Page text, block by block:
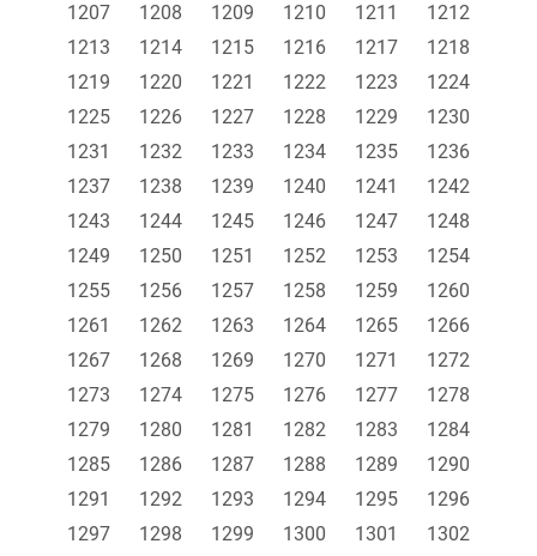
1207
1208 1209 1210 1211
1212
1213
1214 1215 1216 1217
1218
1219
1220 1221 1222 1223
1224
1225
1226 1227 1228 1229
1230
1231
1232 1233 1234 1235
1236
1237
1238 1239 1240 1241
1242
1243
1244 1245 1246 1247
1248
1249
1250 1251 1252 1253
1254
1255
1256 1257 1258 1259
1260
1261
1262 1263 1264 1265
1266
1267
1268 1269 1270 1271
1272
1273
1274 1275 1276 1277
1278
1279
1280 1281 1282 1283
1284
1285
1286 1287 1288 1289
1290
1291
1292 1293 1294 1295
1296
1297
1298 1299 1300 1301
1302